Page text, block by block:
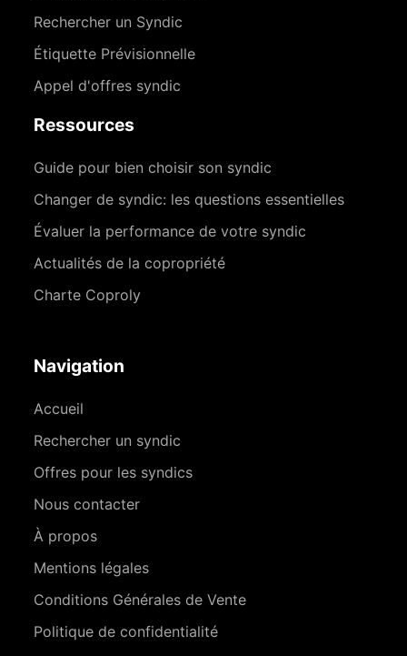
Rechercher un Syndic
Étiquette Prévisionnelle
Appel d'offres syndic
Ressources
Guide pour bien choisir son syndic
Changer de syndic: les questions essentielles
Évaluer la performance de votre syndic
Actualités de la copropriété
Charte Coproly
Navigation
Accueil
Rechercher un syndic
Offres pour les syndics
Nous contacter
À propos
Mentions légales
Conditions Générales de Vente
Politique de confidentialité